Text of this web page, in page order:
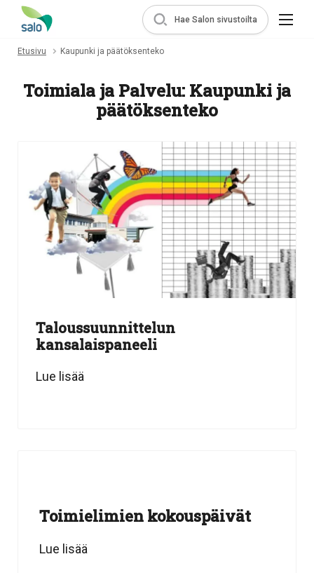
Hae Salon sivustoilta
Etusivu Kaupunki ja päätöksenteko
Toimiala ja Palvelu: Kaupunki ja
päätöksenteko
Taloussuunnittelun
kansalaispaneeli
Lue lisää
Toimielimien kokouspäivät
Lue lisää